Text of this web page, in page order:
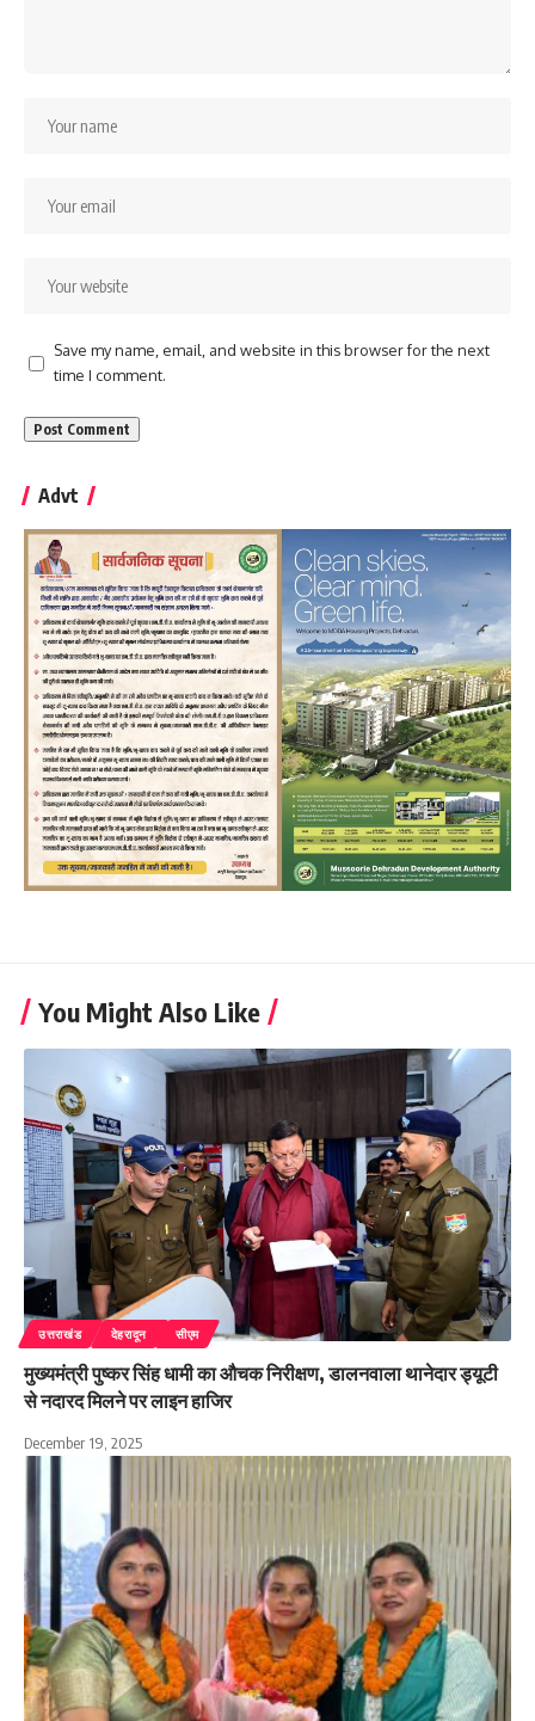
Save my name, email, and website in this browser for the next
time I comment.
Advt
You Might Also Like
उत्तराखंड देहरादून सीएम
मुख्यमंत्री पुष्कर सिंह धामी का औचक निरीक्षण, डालनवाला थानेदार ड्यूटी
से नदारद मिलने पर लाइन हाजिर
December 19, 2025